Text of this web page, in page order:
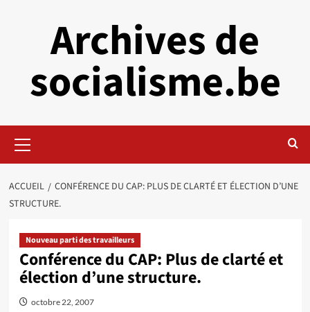
Archives de
socialisme.be
principal
ACCUEIL
CONFÉRENCE DU CAP: PLUS DE CLARTÉ ET ÉLECTION D’UNE
STRUCTURE.
Nouveau parti des travailleurs
Conférence du CAP: Plus de clarté et
élection d’une structure.
octobre 22, 2007